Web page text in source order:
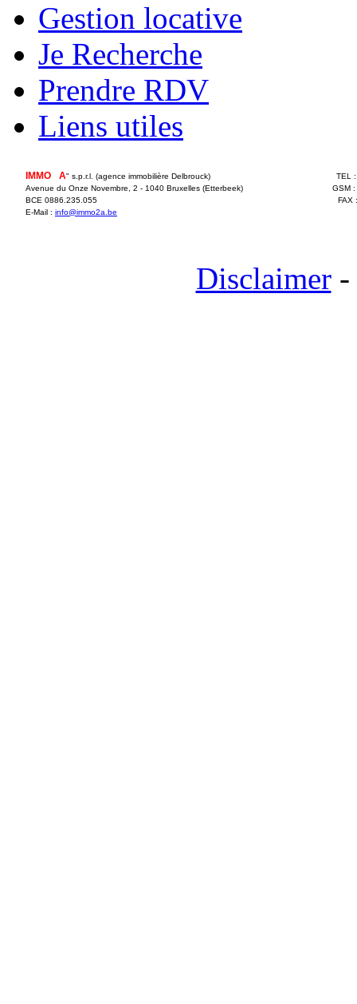
Gestion locative
Je Recherche
Prendre RDV
Liens utiles
IMMO A" s.p.r.l. (agence immobilière Delbrouck)
Avenue du Onze Novembre, 2 - 1040 Bruxelles (Etterbeek)
BCE 0886.235.055
E-Mail : info@immo2a.be
TEL
GSM
FAX
Disclaimer-